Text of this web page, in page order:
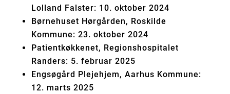
Lolland Falster: 10. oktober 2024
Børnehuset Hørgården, Roskilde
Kommune: 23. oktober 2024
Patientkøkkenet, Regionshospitalet
Randers: 5. februar 2025
Engsøgård Plejehjem, Aarhus Kommune:
12. marts 2025